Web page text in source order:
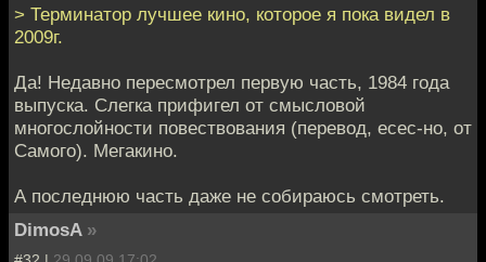
> Терминатор лучшее кино, которое я пока видел в
2009г.
Да! Недавно пересмотрел первую часть, 1984 года
выпуска. Слегка прифигел от смысловой
многослойности повествования (перевод, есес-но, от
Самого). Мегакино.
А последнюю часть даже не собираюсь смотреть.
DimosA »